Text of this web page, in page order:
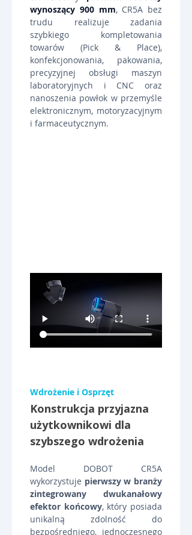
wynoszący 900 mm, CR5A bez
trudu realizuje zadania
szybkiego kompletowania
towarów (Pick & Place),
konfekcjonowania, pakowania,
precyzyjnej obsługi maszyn
laboratoryjnych i CNC oraz
nanoszenia powłok w przemyśle
elektronicznym, motoryzacyjnym
i farmaceutycznym.
Wdrożenie i Osprzęt
Konstrukcja przyjazna
użytkownikowi dla
szybszego wdrożenia
Model DOBOT CR5A
wykorzystuje pierwszy w branży
zintegrowany dwukanałowy
efektor końcowy, który posiada
unikalną zdolność do
bezpośredniego, jednoczesnego